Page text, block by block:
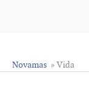
Novamas » Vida